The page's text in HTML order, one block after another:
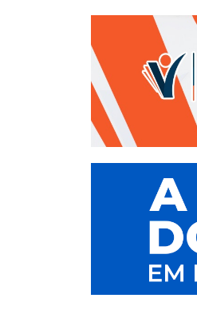
ANIVERSARIANTE
ARTICULAÇÃO
PARLAMENTAR
ARTIGO
ASSEMBLEIA